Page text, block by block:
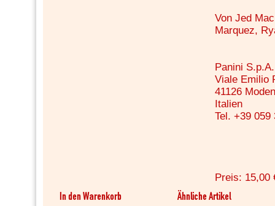
Von Jed
Marquez,
Panini S.p.A.
Viale Emilio
41126
Italien
Tel. +39 059
Preis: 15,00